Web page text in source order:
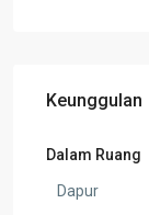
Keunggulan
Dalam Ruang
Dapur